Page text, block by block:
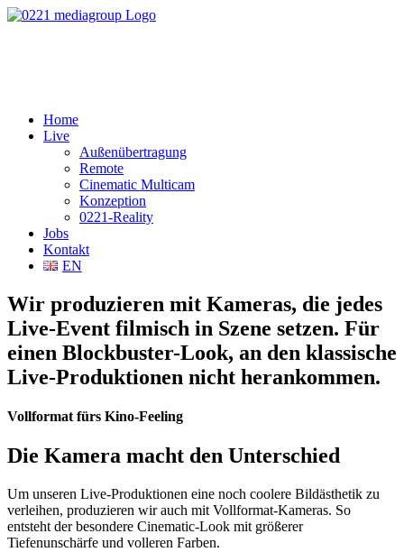
Home
Live
Außenübertragung
Remote
Cinematic Multicam
Konzeption
0221-Reality
Jobs
Kontakt
EN
Wir produzieren mit Kameras, die jedes
Live-Event filmisch in Szene setzen. Für
einen Blockbuster-Look, an den klassische
Live-Produktionen nicht herankommen.
Vollformat fürs Kino-Feeling
Die Kamera macht den Unterschied
Um unseren Live-Produktionen eine noch coolere Bildästhetik zu
verleihen, produzieren wir auch mit Vollformat-Kameras. So
entsteht der besondere Cinematic-Look mit größerer
Tiefenunschärfe und volleren Farben.